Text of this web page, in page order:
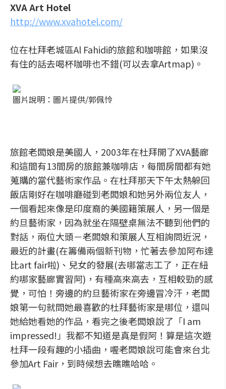
XVA Art Hotel
http://www.xvahotel.com/
位在杜拜老城區Al Fahidi的旅館和咖啡館，如果沒
有住的話去喝杯咖啡也不錯(可以去拿Artmap)。
圖片說明：圖片提供/郭佩怜
旅館老闆娘是美國人，2003年在杜拜開了XVA藝廊
和這間有13間房的旅館兼咖啡店，每間房間都有她
蒐購的當代藝術家作品。在杜拜那天下午太熱躲回
飯店剛好在咖啡廳碰到老闆娘和她另外兩位友人，
一個看起來像是印度裔的美國籍策展人，另一個是
約旦藝術家，因為就坐在隔壁桌無法不聽到他們的
對話，兩位大頭－老闆娘和策展人互相詢問近況，
最近的計畫(在籌備兩個新刊物，忙著去參加阿布達
比art fair啦)、兒女的發展(去哪當志工了，正在紐
約哪家藝廊實習阿)，有種高來高去，互相較勁的感
覺，可怕！旁邊的約旦藝術家在旁邊冒冷汗，老闆
娘第一句就問她最喜歡的杜拜藝術家是哪位，還叫
她給她看她的作品，看完之後老闆娘說了「I am
impressed!」我都不知道是真是假阿！算是這次遊
杜拜一段有趣的小插曲，喔老闆娘說可能會來台北
參加Art Fair，到時候想去瞧瞧哈哈。